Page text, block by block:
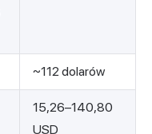
~112 dolarów
15,26–140,80
USD